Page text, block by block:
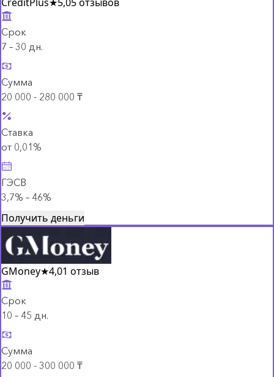
Срок
7 – 30 дн.
Сумма
20 000 - 280 000 ₸
Ставка
от 0,01%
ГЭСВ
3,7% – 46%
Получить деньги
GMoney★4,01 отзыв
Срок
10 – 45 дн.
Сумма
20 000 - 300 000 ₸